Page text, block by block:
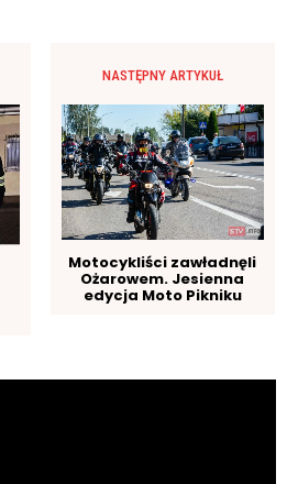
NASTĘPNY ARTYKUŁ
Motocykliści zawładnęli
Ożarowem. Jesienna
edycja Moto Pikniku